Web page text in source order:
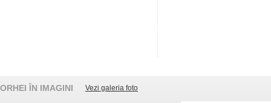
ORHEI ÎN IMAGINI Vezi galeria foto